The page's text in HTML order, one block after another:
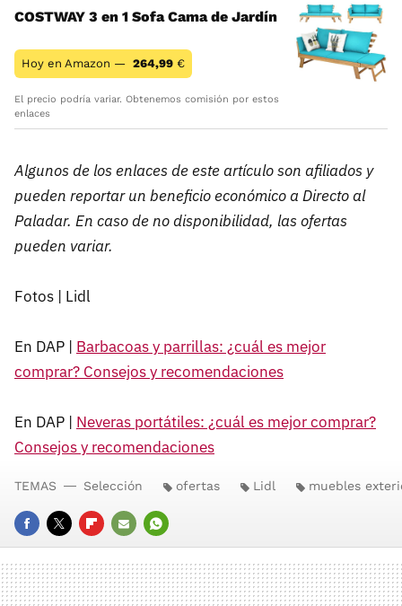
COSTWAY 3 en 1 Sofa Cama de Jardín
Hoy en Amazon — 264,99 €
El precio podría variar. Obtenemos comisión por estos
enlaces
Algunos de los enlaces de este artículo son afiliados y
pueden reportar un beneficio económico a Directo al
Paladar. En caso de no disponibilidad, las ofertas
pueden variar.
Fotos | Lidl
En DAP | Barbacoas y parrillas: ¿cuál es mejor
comprar? Consejos y recomendaciones
En DAP | Neveras portátiles: ¿cuál es mejor comprar?
Consejos y recomendaciones
FACEBOOK
TWITTERFLIPBOARD
E-
MAIL
WHATSAPP
TEMAS Selección ofertas Lidl muebles